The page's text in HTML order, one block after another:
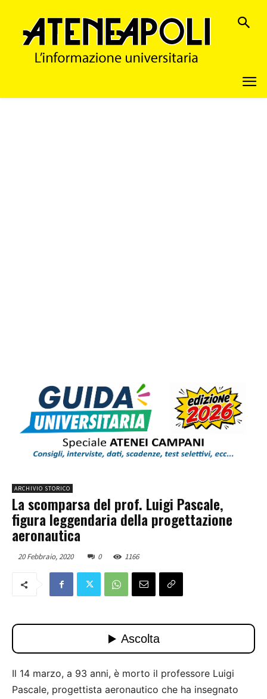
ARCHIVIO STORICO
La scomparsa del prof. Luigi Pascale,
figura leggendaria della progettazione
aeronautica
20 Febbraio, 2020 0 1166
Il 14 marzo, a 93 anni, è morto il professore Luigi
Pascale, progettista aeronautico che ha insegnato